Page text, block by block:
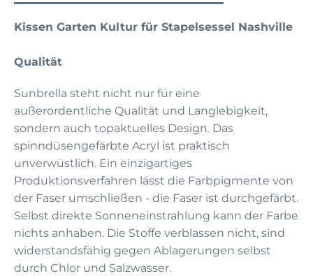
Kissen Garten Kultur für Stapelsessel Nashville
Qualität
Sunbrella steht nicht nur für eine
außerordentliche Qualität und Langlebigkeit,
sondern auch topaktuelles Design. Das
spinndüsengefärbte Acryl ist praktisch
unverwüstlich. Ein einzigartiges
Produktionsverfahren lässt die Farbpigmente von
der Faser umschließen - die Faser ist durchgefärbt.
Selbst direkte Sonneneinstrahlung kann der Farbe
nichts anhaben. Die Stoffe verblassen nicht, sind
widerstandsfähig gegen Ablagerungen selbst
durch Chlor und Salzwasser.